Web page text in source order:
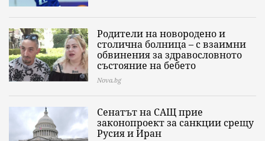
Родители на новородено и
столична болница – с взаимни
обвинения за здравословното
състояние на бебето
Nova.bg
Сенатът на САЩ прие
законопроект за санкции срещу
Русия и Иран